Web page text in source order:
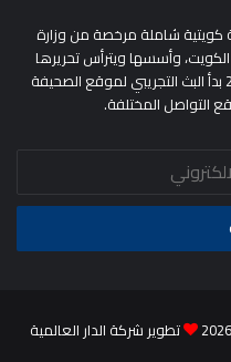
كويتية شاملة مرخصة من وزارة
الكويت، وأسسها ويترأس تحريرها
الكاتب/ مطلق الحريجي ، وفي مايو 2024 بدأ البث التجريبي لموقع الصحيفة
التواصل المختلفة.
تطوير شركة الدار العالمية